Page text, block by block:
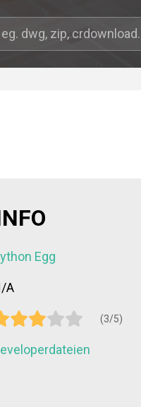
Egg
A
(3/5)